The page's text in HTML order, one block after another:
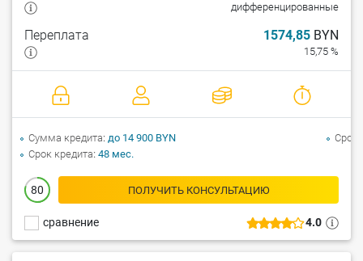
4.0
сравнение
дифференцированные
Переплата 1574,85 BYN
15,75 %
80 ПОЛУЧИТЬ КОНСУЛЬТАЦИЮ
Сумма кредита до 14 900 BYN
Срок кредита 48 мес.
Срок